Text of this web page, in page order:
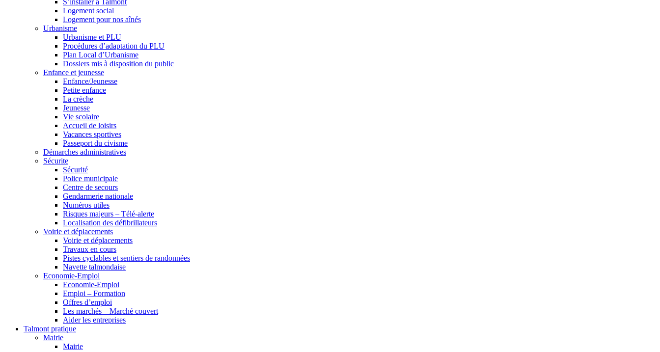
S’installer à Talmont
Logement social
Logement pour nos aînés
Urbanisme
Urbanisme et PLU
Procédures d’adaptation du PLU
Plan Local d’Urbanisme
Dossiers mis à disposition du public
Enfance et jeunesse
Enfance/Jeunesse
Petite enfance
La crèche
Jeunesse
Vie scolaire
Accueil de loisirs
Vacances sportives
Passeport du civisme
Démarches administratives
Sécurite
Sécurité
Police municipale
Centre de secours
Gendarmerie nationale
Numéros utiles
Risques majeurs – Télé-alerte
Localisation des défibrillateurs
Voirie et déplacements
Voirie et déplacements
Travaux en cours
Pistes cyclables et sentiers de randonnées
Navette talmondaise
Economie-Emploi
Economie-Emploi
Emploi – Formation
Offres d’emploi
Les marchés – Marché couvert
Aider les entreprises
Talmont pratique
Mairie
Mairie